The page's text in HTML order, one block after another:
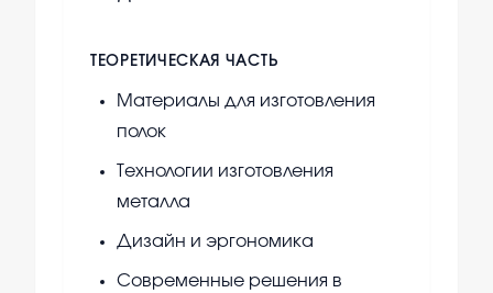
ТЕОРЕТИЧЕСКАЯ ЧАСТЬ
Материалы для изготовления
полок
Технологии изготовления
металла
Дизайн и эргономика
Современные решения в